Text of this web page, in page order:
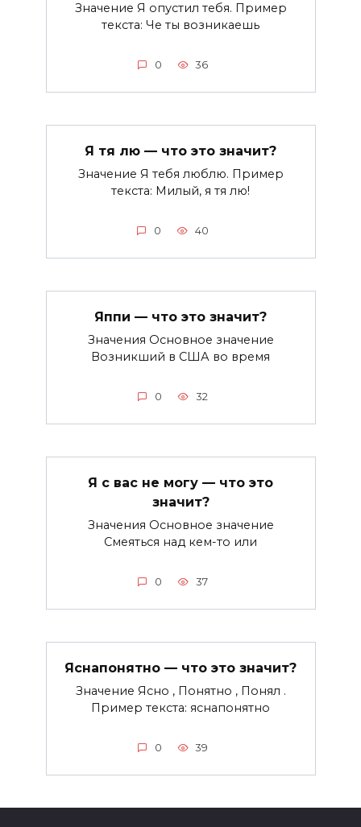
Значение Я опустил тебя. Пример
текста: Че ты возникаешь
0 36
Я тя лю — что это значит?
Значение Я тебя люблю. Пример
текста: Милый, я тя лю!
0 40
Яппи — что это значит?
Значения Основное значение
Возникший в США во время
0 32
Я с вас не могу — что это
значит?
Значения Основное значение
Смеяться над кем-то или
0 37
Яснапонятно — что это значит?
Значение Ясно , Понятно , Понял .
Пример текста: яснапонятно
0 39